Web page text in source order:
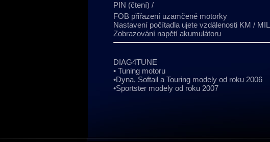
PIN (čtení) /
FOB přiřazení uzamčené motorky
Nastavení počítadla ujete vzdálenosti KM / MIL
Zobrazování napětí akumulátoru
DIAG4TUNE
• Tuning motoru
•Dyna, Softail a Touring modely od roku 2006
•Sportster modely od roku 2007